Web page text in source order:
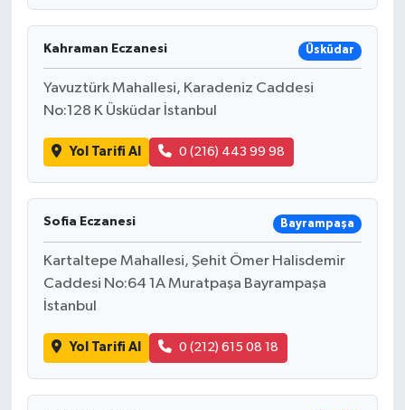
Kahraman Eczanesi Üsküdar
Yavuztürk Mahallesi, Karadeniz Caddesi
No:128 K Üsküdar İstanbul
Yol Tarifi Al 0 (216) 443 99 98
Sofia Eczanesi Bayrampaşa
Kartaltepe Mahallesi, Şehit Ömer Halisdemir
Caddesi No:64 1A Muratpaşa Bayrampaşa
İstanbul
Yol Tarifi Al 0 (212) 615 08 18